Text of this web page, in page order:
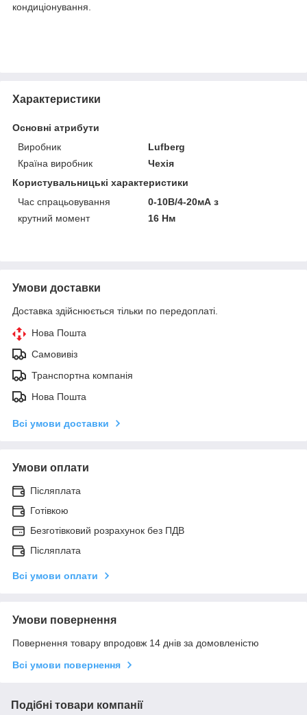
кондиціонування.
Характеристики
Основні атрибути
Виробник
Lufberg
Країна виробник
Чехія
Користувальницькі характеристики
Час спрацьовування
0-10В/4-20мА з
крутний момент
16 Нм
Умови доставки
Доставка здійснюється тільки по передоплаті.
Нова Пошта
Самовивіз
Транспортна компанія
Нова Пошта
Всі умови доставки
Умови оплати
Післяплата
Готівкою
Безготівковий розрахунок без ПДВ
Післяплата
Всі умови оплати
Умови повернення
Повернення товару впродовж 14 днів за домовленістю
Всі умови повернення
Подібні товари компанії